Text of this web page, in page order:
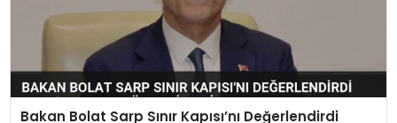
Bakan Bolat Sarp Sınır Kapısı’nı Değerlendirdi